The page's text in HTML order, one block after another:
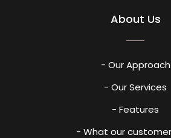
About Us
- Our Approach
- Our Services
- Features
- What our